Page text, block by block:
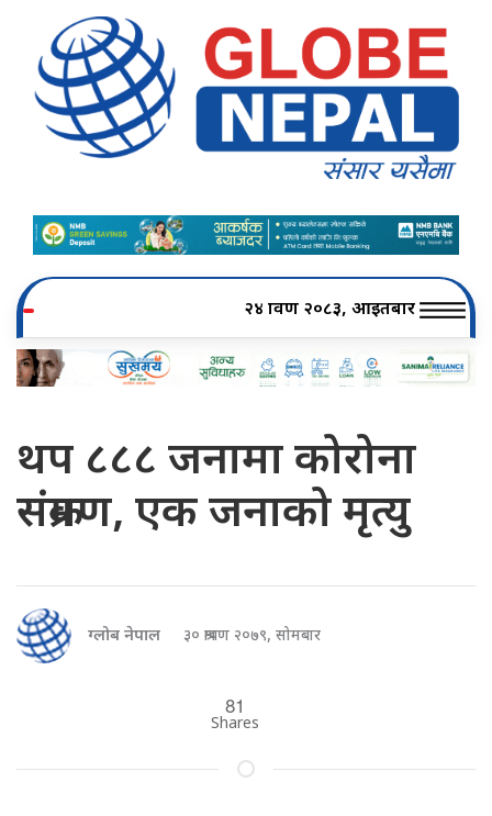
२४ श्रावण २०८३, आइतबार
थप ८८८ जनामा कोरोना
संक्रमण, एक जनाको मृत्यु
ग्लोब नेपाल ३० श्रावण २०७९, सोमबार
81
Shares